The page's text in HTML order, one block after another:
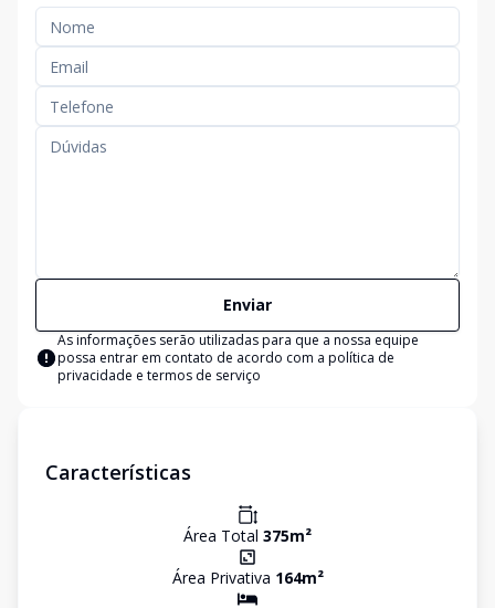
Enviar
As informações serão utilizadas para que a nossa equipe
possa entrar em contato de acordo com a política de
privacidade e termos de serviço
Características
Área Total 375m²
Área Privativa 164m²